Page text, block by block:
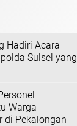
Hadiri Acara
Sulsel yang
Warga
di Pekalongan